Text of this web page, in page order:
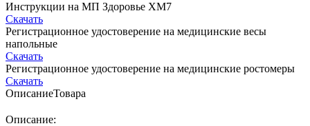
Инструкции на МП Здоровье ХМ7
Скачать
Регистрационное удостоверение на медицинские весы
напольные
Скачать
Регистрационное удостоверение на медицинские ростомеры
Скачать
ОписаниеТовара
Описание: